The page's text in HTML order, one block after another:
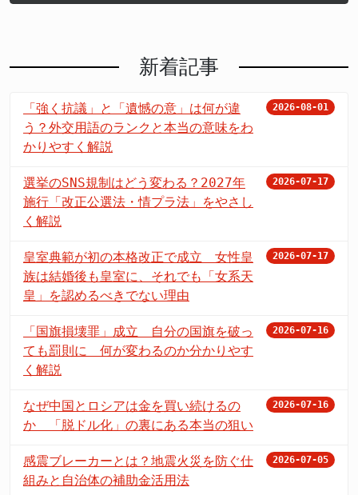
新着記事
「強く抗議」と「遺憾の意」は何が違
う？外交用語のランクと本当の意味をわ
かりやすく解説
2026-08-01
選挙のSNS規制はどう変わる？2027年
施行「改正公選法・情プラ法」をやさし
く解説
2026-07-17
皇室典範が初の本格改正で成立 女性皇
族は結婚後も皇室に、それでも「女系天
皇」を認めるべきでない理由
2026-07-17
「国旗損壊罪」成立 自分の国旗を破っ
ても罰則に 何が変わるのか分かりやす
く解説
2026-07-16
なぜ中国とロシアは金を買い続けるの
か 「脱ドル化」の裏にある本当の狙い
2026-07-16
感震ブレーカーとは？地震火災を防ぐ仕
組みと自治体の補助金活用法
2026-07-05